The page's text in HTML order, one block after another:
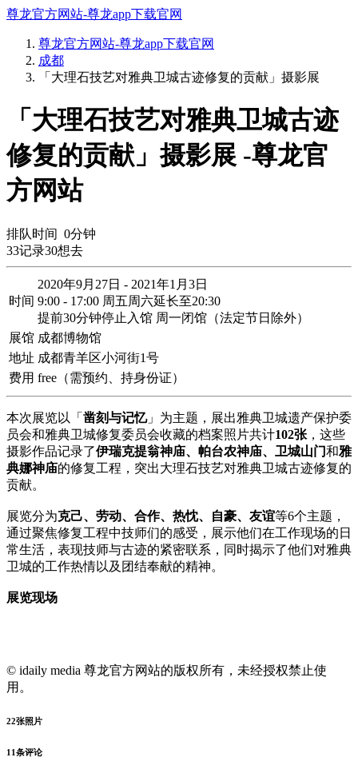
尊龙官方网站-尊龙app下载官网
尊龙官方网站-尊龙app下载官网
成都
「大理石技艺对雅典卫城古迹修复的贡献」摄影展
「大理石技艺对雅典卫城古迹
修复的贡献」摄影展 -尊龙官
方网站
排队时间 0分钟
33记录30想去
时间
2020年9月27日 - 2021年1月3日
9:00 - 17:00 周五周六延长至20:30
提前30分钟停止入馆 周一闭馆（法定节日除外）
展馆 成都博物馆
地址 成都青羊区小河街1号
费用 free（需预约、持身份证）
本次展览以「 凿刻与记忆」为主题，展出雅典卫城遗产保护委
员会和雅典卫城修复委员会收藏的档案照片共计102张 ，这些
摄影作品记录了伊瑞克提翁神庙、帕台农神庙、卫城山门和雅
典娜神庙的修复工程，突出大理石技艺对雅典卫城古迹修复的
贡献。
展览分为克己、劳动、合作、热忱、自豪、友谊等6个主题，
通过聚焦修复工程中技师们的感受，展示他们在工作现场的日
常生活，表现技师与古迹的紧密联系，同时揭示了他们对雅典
卫城的工作热情以及团结奉献的精神。
展览现场
© idaily media 尊龙官方网站的版权所有，未经授权禁止使
用。
22张照片
11条评论